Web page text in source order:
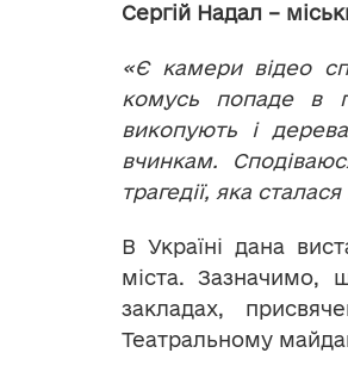
Сергій Надал –
«Є камери відео
комусь попаде в
викопують і
вчинкам.
трагедії, яка
В Україні дана
міста. Зазначимо,
закладах,
Театральному